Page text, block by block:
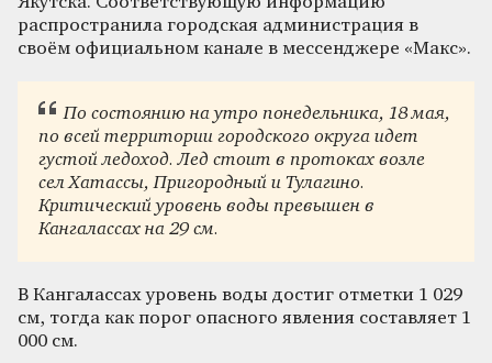
распространила городская администрация в
своём официальном канале в мессенджере «Макс».
По состоянию на утро понедельника, 18 мая,
по всей территории городского округа идет
густой ледоход. Лед стоит в протоках возле
сел Хатассы, Пригородный и Тулагино.
Критический уровень воды превышен в
Кангалассах на 29 см.
В Кангалассах уровень воды достиг отметки 1 029
см, тогда как порог опасного явления составляет 1
000 см.